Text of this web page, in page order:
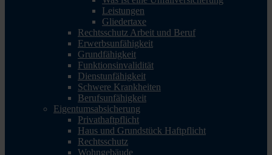
Leistungen
Gliedertaxe
Rechtsschutz Arbeit und Beruf
Erwerbsunfähigkeit
Grundfähigkeit
Funktionsinvalidität
Dienstunfähigkeit
Schwere Krankheiten
Berufsunfähigkeit
Eigentumsabsicherung
Privathaftpflicht
Haus und Grundstück Haftpflicht
Rechtsschutz
Wohngebäude